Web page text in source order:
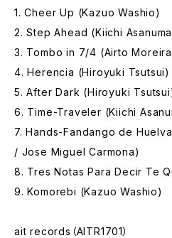
1. Cheer Up (Kazuo Washio)
2. Step Ahead (Kiichi
3. Tombo in 7/4 (Airto
4. Herencia (Hiroyuki Tsutsui)
5. After Dark (Hiroyuki
6. Time-Traveler (Kiichi
7. Hands-Fandango de
/ Jose Miguel Carmona)
8. Tres Notas Para Decir Te
9. Komorebi (Kazuo Washio)
ait records（AITR1701）